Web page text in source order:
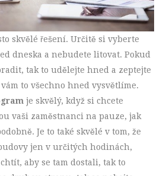
skvělé řešení. Určitě si vyberte
dneska a nebudete litovat. Pokud
tak to udělejte hned a zeptejte
to všechno hned vysvětlíme.
je skvělý, když si chcete
vaši zaměstnanci na pauze, jak
Je to také skvělé v tom, že
jen v určitých hodinách,
aby se tam dostali, tak to